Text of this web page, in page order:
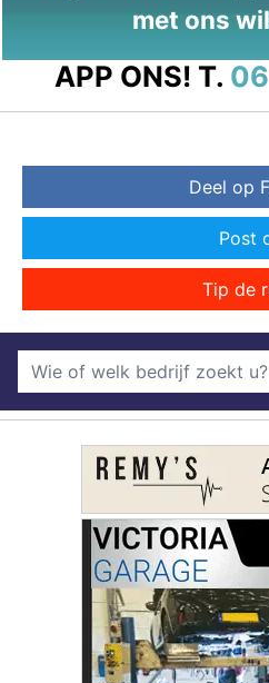
met ons
APP ONS! T.
Deel op
Post
Tip de